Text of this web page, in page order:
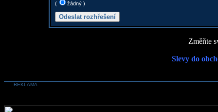
(
žádný )
Změňte
Slevy do
REKLAMA